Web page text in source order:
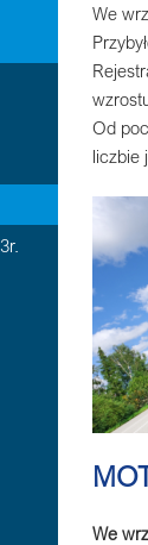
We
Od
liczbie
We